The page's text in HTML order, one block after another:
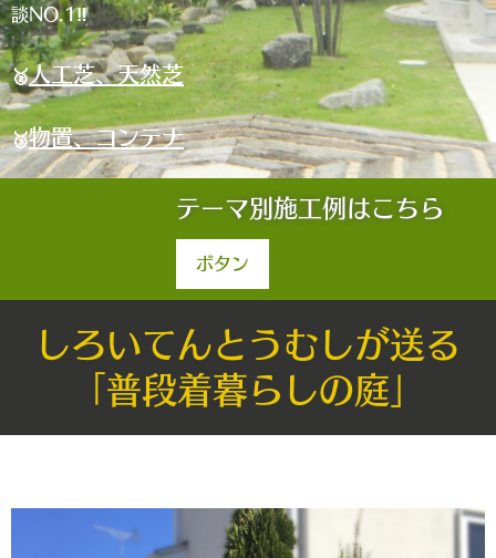
談NO.1‼️
🥈人工芝、天然芝
🥉物置、コンテナ
テーマ別施工例はこちら
ボタン
しろいてんとうむしが送る
「普段着暮らしの庭」